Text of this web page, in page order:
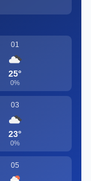
01
25°
0%
03
23°
0%
05